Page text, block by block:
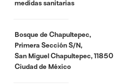
medidas sanitarias
Bosque de Chapultepec,
Primera Sección S/N,
San Miguel Chapultepec, 11850
Ciudad de México